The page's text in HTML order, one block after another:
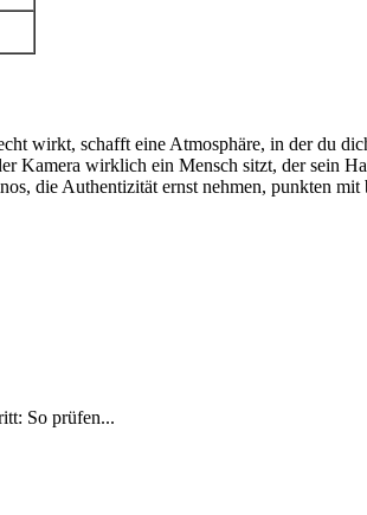
wirkt, schafft eine Atmosphäre, in der du
Kamera wirklich ein Mensch sitzt, der sein
die Authentizität ernst nehmen, punkten mit
So prüfen...